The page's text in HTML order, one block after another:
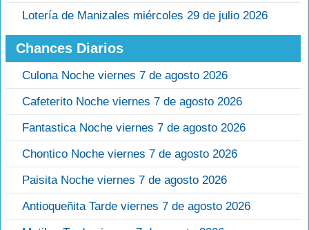
Lotería de Manizales miércoles 29 de julio 2026
Chances Diarios
Culona Noche viernes 7 de agosto 2026
Cafeterito Noche viernes 7 de agosto 2026
Fantastica Noche viernes 7 de agosto 2026
Chontico Noche viernes 7 de agosto 2026
Paisita Noche viernes 7 de agosto 2026
Antioqueñita Tarde viernes 7 de agosto 2026